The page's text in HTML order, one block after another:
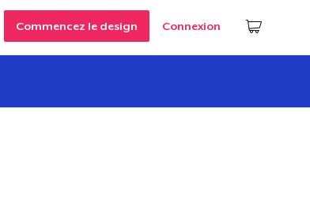
Commencez le design Connexion